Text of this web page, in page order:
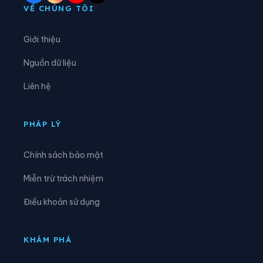
Xã Nam Tuấn
Xã Sơn Lộ
Xã Vinh Quý
VỀ CHÚNG TÔI
Giới thiệu
Nguồn dữ liệu
Liên hệ
PHÁP LÝ
Chính sách bảo mật
Miễn trừ trách nhiệm
Điều khoản sử dụng
KHÁM PHÁ